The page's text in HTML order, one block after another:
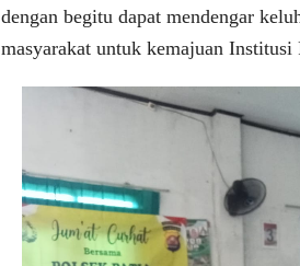
dengan begitu dapat mendengar
masyarakat untuk kemajuan